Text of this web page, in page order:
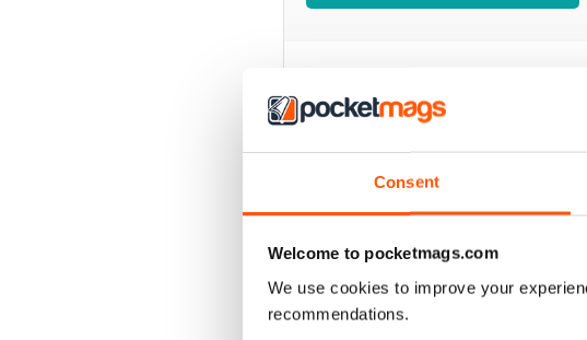
Consent
Welcome to pocketmags.com
We use cookies to improve your
recommendations.
EDIZIONI INDIETRO